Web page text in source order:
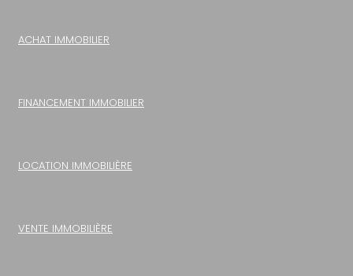
ACHAT IMMOBILIER
FINANCEMENT IMMOBILIER
LOCATION IMMOBILIÈRE
VENTE IMMOBILIÈRE